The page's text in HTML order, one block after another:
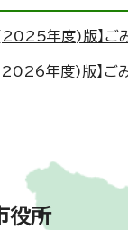
年度)版】ご
年度)版】ご
役所